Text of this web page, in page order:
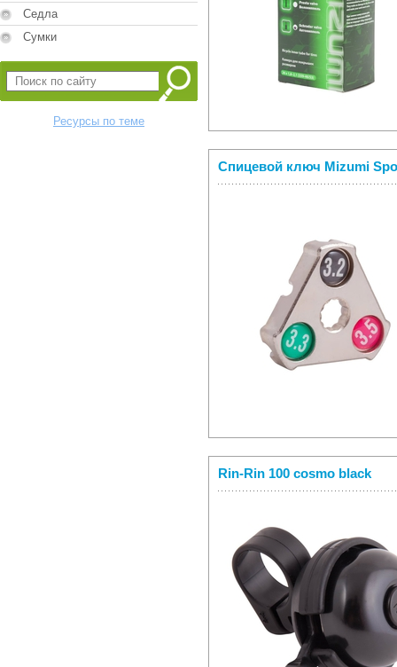
Седла
Сумки
Ресурсы по теме
Спицевой ключ Mizumi
Rin-Rin 100 cosmo black